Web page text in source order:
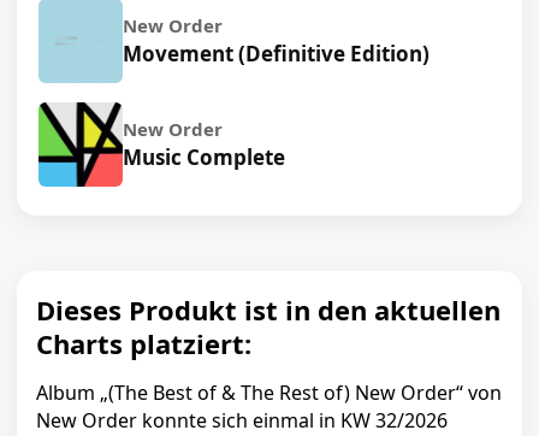
34. 1963 (Lionrock M6 Sunday Morning Mix) [2025
Remaster]
35. Confusion (Pump Panel Floatation Mix)
36. Everythings Gone Green (Electric Green)
37. Spooky (Nightstripper Mix) [2025 Remaster]
38. 1963-95 (Blackout Mix)
Remaster]
42. 1963 (Joe T Vanelli Light Mix) [2025 Remaster]
43. True Faith-94 (Eschreamer Mix) [2025
Remaster]
New Order
Movement (Definitive Edition)
New Order
Music Complete
Dieses Produkt ist in den aktuellen
Charts platziert:
Album „(The Best of & The Rest of) New Order“ von
New Order konnte sich einmal in KW 32/2026